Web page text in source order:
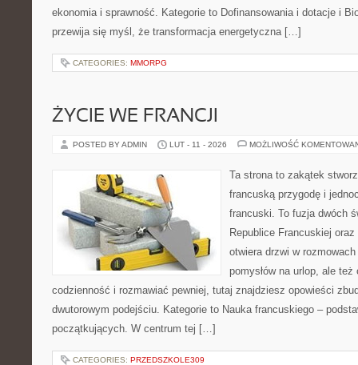
ekonomia i sprawność. Kategorie to Dofinansowania i dotacje i
przewija się myśl, że transformacja energetyczna […]
CATEGORIES: MMORPG
ŻYCIE WE FRANCJI
POSTED BY ADMIN LUT - 11 - 2026 MOŻLIWOŚĆ
Ta strona to zakątek
francuską przygodę i
francuski. To fuzja dwóch
Republice Francuskiej
otwiera drzwi w
pomysłów na urlop, ale
codzienność i rozmawiać pewniej, tutaj znajdziesz opowieści
dwutorowym podejściu. Kategorie to Nauka francuskiego –
początkujących. W centrum tej […]
CATEGORIES: PRZEDSZKOLE309